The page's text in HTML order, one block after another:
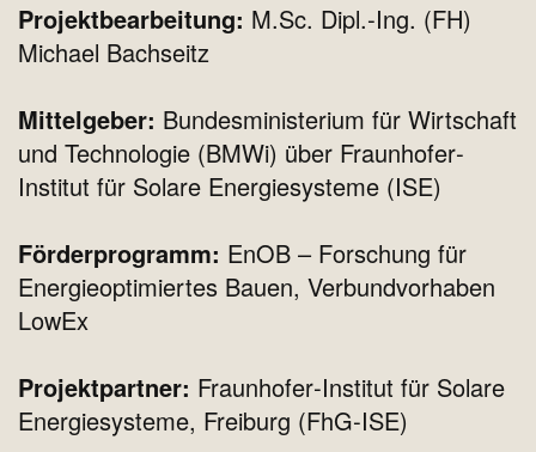
Projektbearbeitung: M.Sc. Dipl.‐Ing. (FH)
Michael Bachseitz
Mittelgeber: Bundesministerium für Wirtschaft
und Technologie (BMWi) über Fraunhofer‐
Institut für Solare Energiesysteme (ISE)
Förderprogramm: EnOB – Forschung für
Energieoptimiertes Bauen, Verbundvorhaben
LowEx
Projektpartner: Fraunhofer‐Institut für Solare
Energiesysteme, Freiburg (FhG‐ISE)